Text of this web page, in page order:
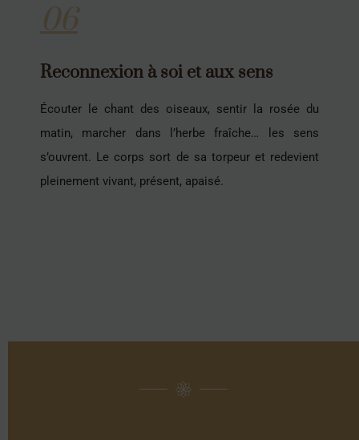
06
Reconnexion à soi et aux sens
Écouter le chant des oiseaux, sentir la rosée du
matin, marcher dans l’herbe fraîche… les sens
s’ouvrent. Le corps sort de sa torpeur et redevient
pleinement vivant, présent, apaisé.